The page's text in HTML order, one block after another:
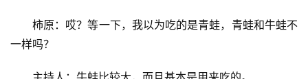
柿原：哎？等一下，我以为吃的是青蛙，青蛙和牛蛙不
一样吗？